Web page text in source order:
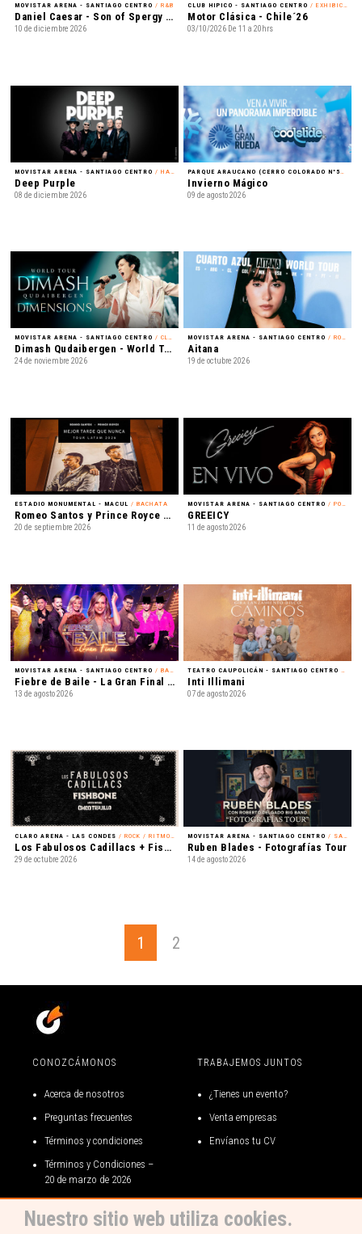
MOVISTAR ARENA - SANTIAGO CENTRO / R&B
Daniel Caesar - Son of Spergy Tour 2026
10 de diciembre 2026
CLUB HIPICO - SANTIAGO CENTRO / EXHIBICIÓN
Motor Clásica - Chile´26
03/10/2026 De 11 a 20hrs
MOVISTAR ARENA - SANTIAGO CENTRO / HARD ROCK
Deep Purple
08 de diciembre 2026
Invierno Mágico
09 de agosto 2026
MOVISTAR ARENA - SANTIAGO CENTRO / CLASSICAL CROSSOVER
Dimash Qudaibergen - World Tour: Dimensions
24 de noviembre 2026
MOVISTAR ARENA - SANTIAGO CENTRO / ROCK
Aitana
19 de octubre 2026
ESTADIO MONUMENTAL - MACUL / BACHATA
Romeo Santos y Prince Royce - Mejor Tarde que Nunca
20 de septiembre 2026
MOVISTAR ARENA - SANTIAGO CENTRO / POP LATINO
GREEICY
11 de agosto 2026
MOVISTAR ARENA - SANTIAGO CENTRO / BAILE
Fiebre de Baile - La Gran Final en Vivo
13 de agosto 2026
TEATRO CAUPOLICÁN - SANTIAGO CENTRO
Inti Illimani
07 de agosto 2026
CLARO ARENA - LAS CONDES / ROCK / RITMOS LATINOAMERICANOS
Los Fabulosos Cadillacs + Fishbone + Chico Trujillo
29 de octubre 2026
MOVISTAR ARENA - SANTIAGO CENTRO / SALSA
Ruben Blades - Fotografías Tour
14 de agosto 2026
1 2
Nuestro sitio web utiliza cookies.
CONOZCÁMONOS
Acerca de nosotros
Preguntas frecuentes
Términos y condiciones
Términos y Condiciones –
20 de marzo de 2026
Términos y condiciones gift
card
TRABAJEMOS JUNTOS
¿Tienes un evento?
Venta empresas
Envíanos tu CV